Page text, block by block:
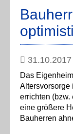
31.10.2017
Das
Altersvorsorge
errichten
eine größere
Bauherren